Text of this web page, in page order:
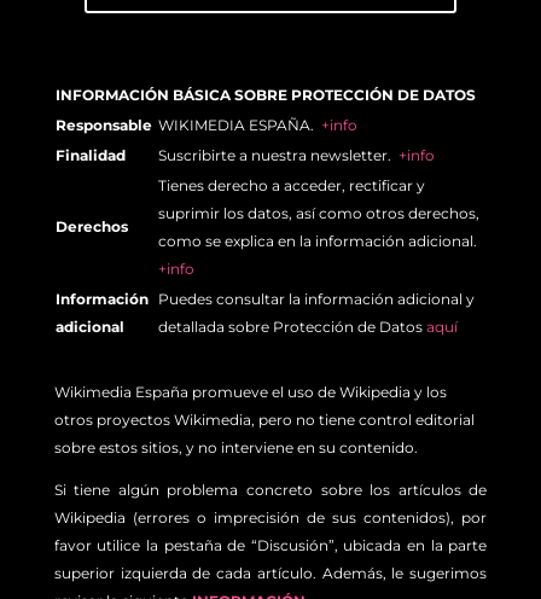
INFORMACIÓN BÁSICA SOBRE PROTECCIÓN DE DATOS
Responsable WIKIMEDIA ESPAÑA. +info
Finalidad
Suscribirte a nuestra newsletter. +info
Derechos
Tienes derecho a acceder, rectificar y
suprimir los datos, así como otros derechos,
como se explica en la información adicional.
+info
Información
adicional
Puedes consultar la información adicional y
detallada sobre Protección de Datos aquí
Wikimedia España promueve el uso de Wikipedia y los
otros proyectos Wikimedia, pero no tiene control editorial
sobre estos sitios, y no interviene en su contenido.
Si tiene algún problema concreto sobre los artículos de
Wikipedia (errores o imprecisión de sus contenidos), por
favor utilice la pestaña de “Discusión”, ubicada en la parte
superior izquierda de cada artículo. Además, le sugerimos